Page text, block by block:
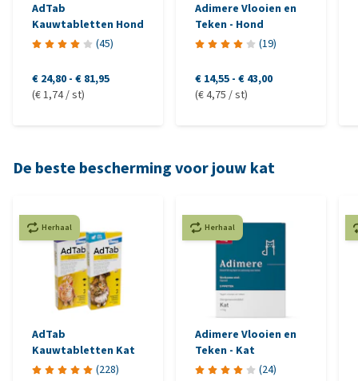
AdTab
Kauwtabletten Hond
(45)
€ 24,80 - € 81,95
(€ 1,74 / st)
Adimere Vlooien en
Teken - Hond
(19)
€ 14,55 - € 43,00
(€ 4,75 / st)
De beste bescherming voor jouw kat
Herhaal
AdTab
Kauwtabletten Kat
(228)
Herhaal
Adimere Vlooien en
Teken - Kat
(24)